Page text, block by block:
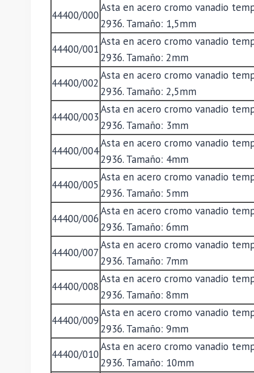
44400/000
Asta en acero cromo vanadio
2936. Tamaño: 1,5mm
44400/001
Asta en acero cromo vanadio
2936. Tamaño: 2mm
44400/002
Asta en acero cromo vanadio
2936. Tamaño: 2,5mm
44400/003
Asta en acero cromo vanadio
2936. Tamaño: 3mm
44400/004
Asta en acero cromo vanadio
2936. Tamaño: 4mm
44400/005
Asta en acero cromo vanadio
2936. Tamaño: 5mm
44400/006
Asta en acero cromo vanadio
2936. Tamaño: 6mm
44400/007
Asta en acero cromo vanadio
2936. Tamaño: 7mm
44400/008
Asta en acero cromo vanadio
2936. Tamaño: 8mm
44400/009
Asta en acero cromo vanadio
2936. Tamaño: 9mm
44400/010
Asta en acero cromo vanadio
2936. Tamaño: 10mm